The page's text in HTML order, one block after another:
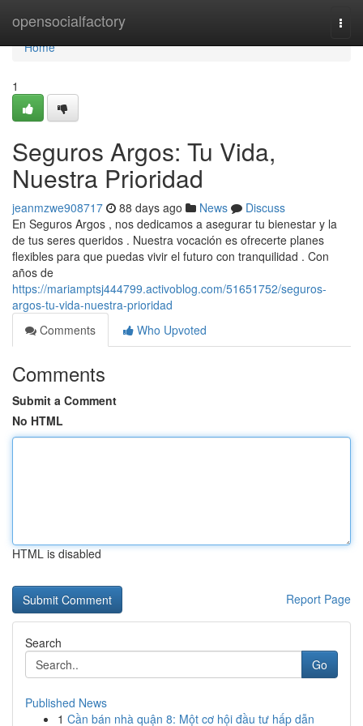
opensocialfactory
Home
Home
1
Seguros Argos: Tu Vida,
Nuestra Prioridad
jeanmzwe908717 88 days ago News
Discuss
En Seguros Argos , nos dedicamos a asegurar tu bienestar y la
de tus seres queridos . Nuestra vocación es ofrecerte planes
flexibles para que puedas vivir el futuro con tranquilidad . Con
años de
https://mariamptsj444799.activoblog.com/51651752/seguros-
argos-tu-vida-nuestra-prioridad
Comments
Who Upvoted
Comments
Submit a Comment
No HTML
HTML is disabled
Report Page
Search
Go
Published News
1 Cần bán nhà quận 8: Một cơ hội đầu tư hấp dẫn